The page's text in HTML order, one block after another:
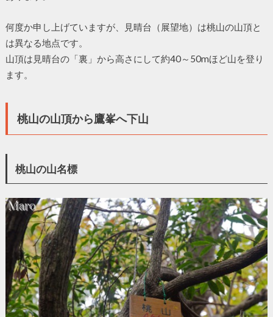
何度か申し上げていますが、見晴台（展望地）は桃山の山頂と
は異なる地点です。
山頂は見晴台の「裏」から高さにして約40～50mほど山を登り
ます。
桃山の山頂から鷹峯へ下山
桃山の山名標